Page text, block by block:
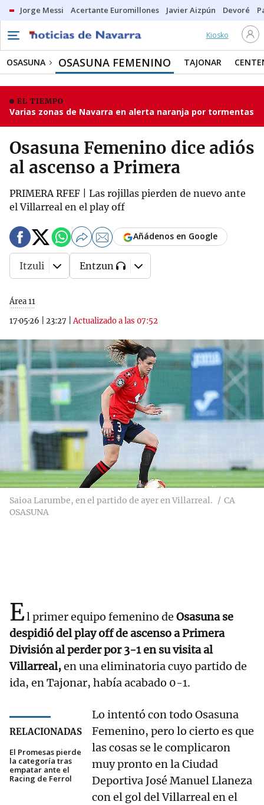
Jorge Messi Acertante Euromillones Javier Aizpún Devoré
Kiosko
OSASUNA OSASUNA FEMENINO TAJONAR
EL TIEMPO
Varias zonas de Navarra en alerta naranja por tormentas
Osasuna Femenino dice adiós
al ascenso a Primera
PRIMERA RFEF | Las rojillas pierden de nuevo ante
el Villarreal en el play off
Área 11
17·05·26
23:27 |Actualizado a las 07:52
Añádenos en Google
Itzuli Entzun
Saioa Larumbe, en el partido de ayer en Villarreal.
CA
OSASUNA
El primer equipo femenino de Osasuna se
despidió del play off de ascenso a Primera
División al perder por 3-1 en su visita al
Villarreal,en una eliminatoria cuyo partido de
ida, en Tajonar, había acabado 0-1.
RELACIONADAS
El Promesas pierde
la categoría tras
empatar ante el
Racing de Ferrol
Lo intentó con todo Osasuna
Femenino, pero lo cierto es que
las cosas se le complicaron
muy pronto en la Ciudad
Deportiva José Manuel Llaneza
con el gol del Villarreal en el